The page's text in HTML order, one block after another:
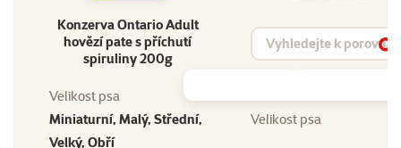
Konzerva Ontario Adult
hovězí pate s příchutí
spiruliny 200g
Vyhledat produkt
Velikost psa
Miniaturní, Malý, Střední,
Velký, Obří
Velikost psa